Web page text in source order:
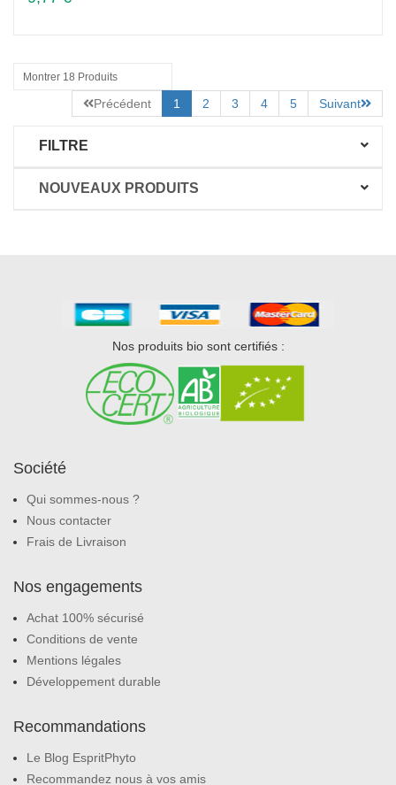
Montrer 18 Produits
Précédent 1 2 3 4 5 Suivant
FILTRE
NOUVEAUX PRODUITS
Nos produits bio sont certifiés :
Société
Qui sommes-nous ?
Nous contacter
Frais de Livraison
Nos engagements
Achat 100% sécurisé
Conditions de vente
Mentions légales
Développement durable
Recommandations
Le Blog EspritPhyto
Recommandez nous à vos amis